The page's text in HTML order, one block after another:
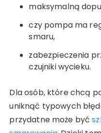
maksymalną
czy pompa ma
smaru,
zabezpieczenia
czujniki wycieku.
Dla osób, które chcą
uniknąć typowych
przydatne może być